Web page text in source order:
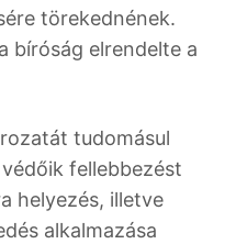
törekednének.
bíróság elrendelte a
tudomásul
fellebbezést
helyezés, illetve
alkalmazása